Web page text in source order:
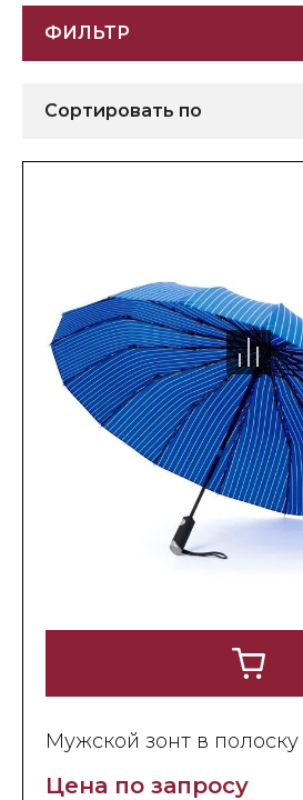
ФИЛЬТР
Сортировать по
Мужской зонт в
Цена по запросу